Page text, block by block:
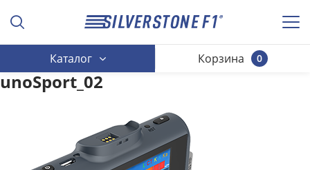
Каталог 0
Корзина
unoSport_02